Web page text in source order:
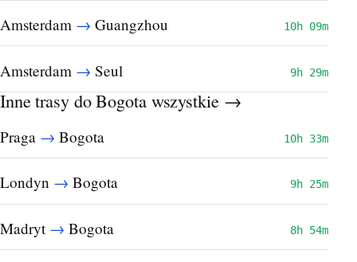
Amsterdam → Guangzhou 10h 09m
Amsterdam → Seul 9h 29m
Inne trasy do Bogotawszystkie →
Praga → Bogota 10h 33m
Londyn → Bogota 9h 25m
Madryt → Bogota 8h 54m